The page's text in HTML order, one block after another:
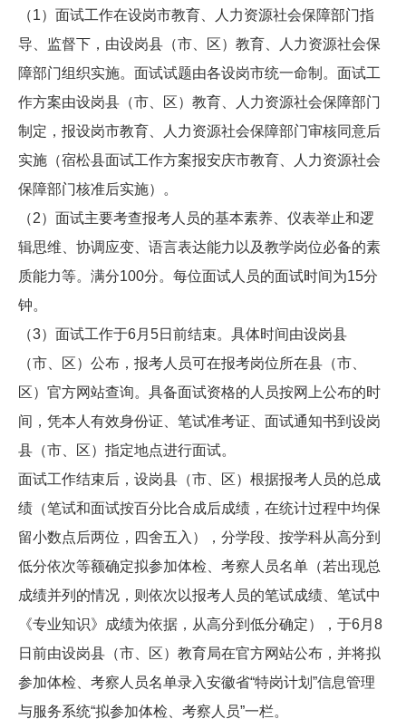
（1）面试工作在设岗市教育、人力资源社会保障部门指
导、监督下，由设岗县（市、区）教育、人力资源社会保
障部门组织实施。面试试题由各设岗市统一命制。面试工
作方案由设岗县（市、区）教育、人力资源社会保障部门
制定，报设岗市教育、人力资源社会保障部门审核同意后
实施（宿松县面试工作方案报安庆市教育、人力资源社会
保障部门核准后实施）。
（2）面试主要考查报考人员的基本素养、仪表举止和逻
辑思维、协调应变、语言表达能力以及教学岗位必备的素
质能力等。满分100分。每位面试人员的面试时间为15分
钟。
（3）面试工作于6月5日前结束。具体时间由设岗县
（市、区）公布，报考人员可在报考岗位所在县（市、
区）官方网站查询。具备面试资格的人员按网上公布的时
间，凭本人有效身份证、笔试准考证、面试通知书到设岗
县（市、区）指定地点进行面试。
面试工作结束后，设岗县（市、区）根据报考人员的总成
绩（笔试和面试按百分比合成后成绩，在统计过程中均保
留小数点后两位，四舍五入），分学段、按学科从高分到
低分依次等额确定拟参加体检、考察人员名单（若出现总
成绩并列的情况，则依次以报考人员的笔试成绩、笔试中
《专业知识》成绩为依据，从高分到低分确定），于6月8
日前由设岗县（市、区）教育局在官方网站公布，并将拟
参加体检、考察人员名单录入安徽省“特岗计划”信息管理
与服务系统“拟参加体检、考察人员”一栏。